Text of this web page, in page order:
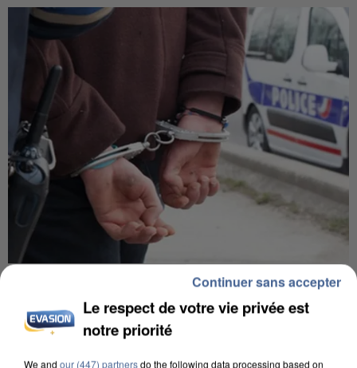
L’UN DES FONDATEURS SUPPOSÉS DE LA DZ
MAFIA INTERPELLÉ EN ALGÉRIE
Le respect de votre vie privée est
notre priorité
We and our (447) partnersdo the following data processing based on
Continuer sans accepter